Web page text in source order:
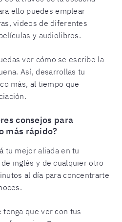
ello puedes emplear
videos de diferentes
y audiolibros.
ver cómo se escribe la
Así, desarrollas tu
más, al tiempo que
consejos para
más rápido?
tu mejor aliada en tu
inglés y de cualquier otro
al día para concentrarte
que ver con tus